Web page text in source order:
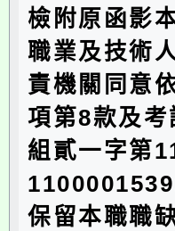
檢附原函影
職業及技術
責機關同意
項第8款及
組貳一字第
保留本職職